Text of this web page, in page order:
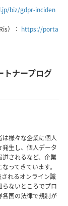
biz/gdpr-inciden
）： https://porta
トナープログ
様々な企業に個人
生し、個人データ
されるなど、企業
ってきています。
れるオンライン識
ないところでプロ
国の法律で規制が